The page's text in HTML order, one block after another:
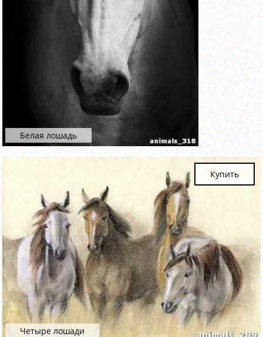
Белая лошадь
Четыре лошади
Купить